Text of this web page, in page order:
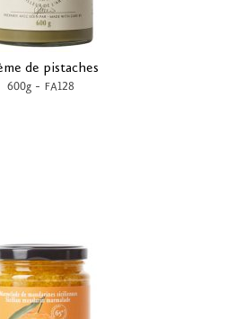
de pistaches
600g - FA128